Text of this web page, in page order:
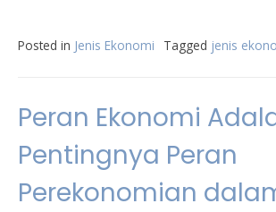
Posted in Jenis Ekonomi Tagged jenis
Peran Ekonomi
Pentingnya Peran
Perekonomian